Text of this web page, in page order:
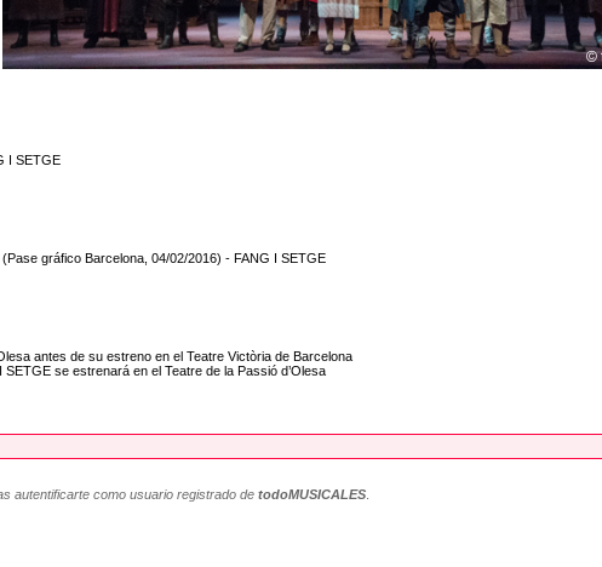
I SETGE
gráfico Barcelona, 04/02/2016) - FANG I SETGE
antes de su estreno en el Teatre Victòria de Barcelona
se estrenará en el Teatre de la Passió d’Olesa
autentificarte como usuario registrado detodoMUSICALES